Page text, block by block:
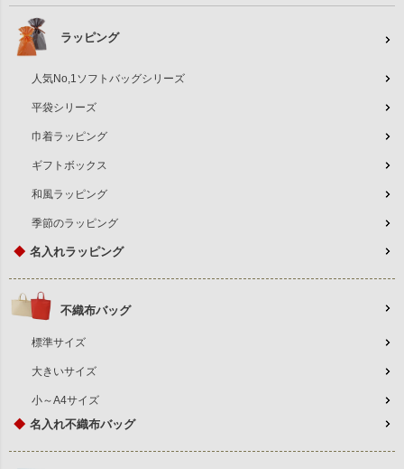
ラッピング
人気No,1ソフトバッグシリーズ
平袋シリーズ
巾着ラッピング
ギフトボックス
和風ラッピング
季節のラッピング
◆ 名入れラッピング
不織布バッグ
標準サイズ
大きいサイズ
小～A4サイズ
◆ 名入れ不織布バッグ